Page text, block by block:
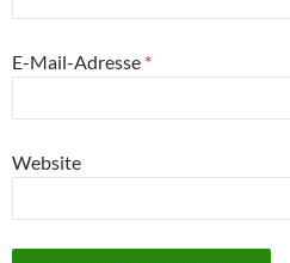
E-Mail-Adresse *
Website